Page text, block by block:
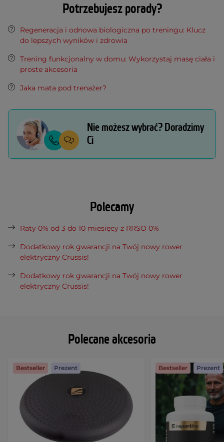
Polecane akcesoria
Bestseller Prezent Bestseller Prezent
Potrzebujesz porady?
Regeneracja i odnowa biologiczna po treningu: Klucz
do lepszych wyników i zdrowia
Trening funkcjonalny w domu: Wykorzystaj masę ciała i
proste akcesoria
Jaka mata pod trenażer?
Nie możesz wybrać? Doradzimy
Ci
Polecamy
Raty 0% od 3 do 10 miesięcy z RRSO 0%
Dodatkowy rok gwarancji na Twój nowy rower
elektryczny Crussis!
Dodatkowy rok gwarancji na Twój nowy rower
elektryczny Crussis!